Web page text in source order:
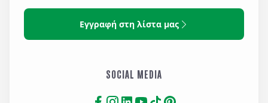
Εγγραφή στη λίστα μας
SOCIAL MEDIA